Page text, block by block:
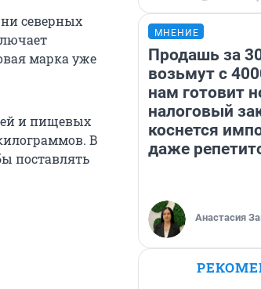
северных
марка уже
и пищевых
В
поставлять
МНЕНИЕ
Продашь за
возьмут с
нам готовит
налоговый
коснется
даже
Анастасия